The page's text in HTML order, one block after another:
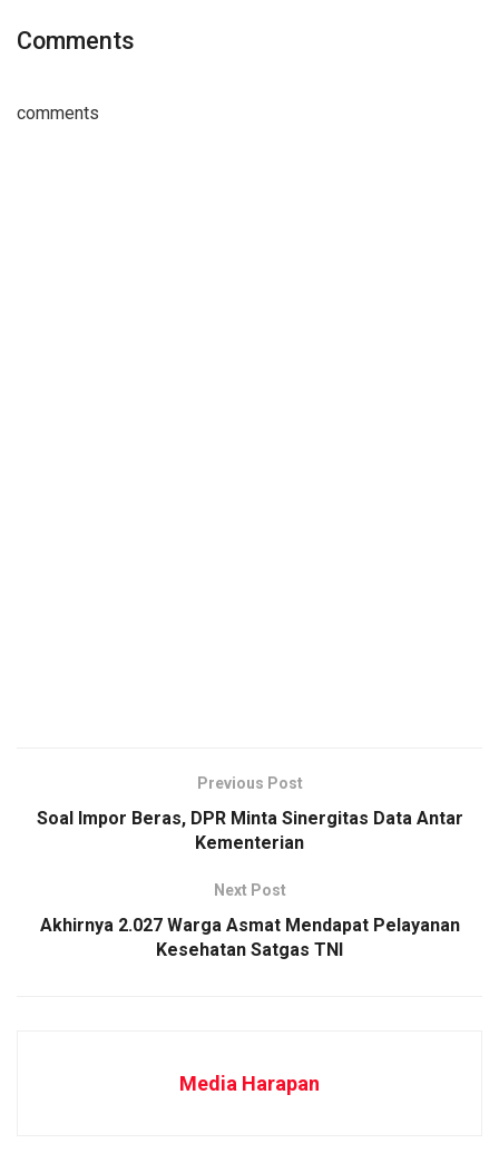
Comments
comments
Previous Post
Soal Impor Beras, DPR Minta Sinergitas Data Antar
Kementerian
Next Post
Akhirnya 2.027 Warga Asmat Mendapat Pelayanan
Kesehatan Satgas TNI
Media Harapan